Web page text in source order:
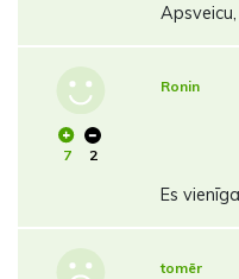
7 2
Ronin
Es
tomēr